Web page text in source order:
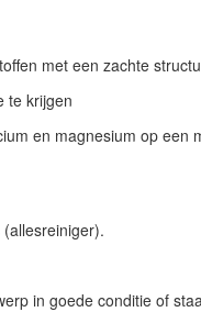
met een zachte
te krijgen
en magnesium op een
in goede conditie of